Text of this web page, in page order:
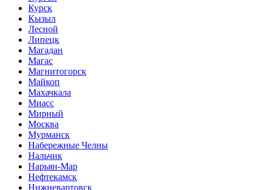
Курск
Кызыл
Лесной
Липецк
Магадан
Магас
Магнитогорск
Майкоп
Махачкала
Миасс
Мирный
Москва
Мурманск
Набережные Челны
Нальчик
Нарьян-Мар
Нефтекамск
Нижневартовск